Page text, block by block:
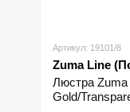
Артикул: 19101/8
Zuma Line
Люстра Zuma
Gold/